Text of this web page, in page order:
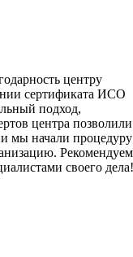
центру
сертификата ИСО
подход,
центра позволили
мы начали процедуру
Рекомендуем
своего дела!